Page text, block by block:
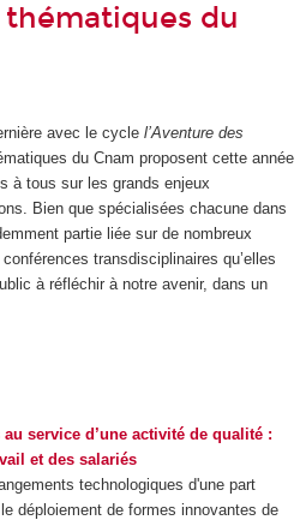
thématiques du
avec le cycle l’Aventure des
du Cnam proposent cette année
à tous sur les grands enjeux
Bien que spécialisées chacune dans
partie liée sur de nombreux
transdisciplinaires qu’elles
à réfléchir à notre avenir, dans un
service d’une activité de qualité :
et des salariés
technologiques d'une part
déploiement de formes innovantes de